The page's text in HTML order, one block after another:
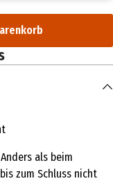
als beim
zum Schluss nicht